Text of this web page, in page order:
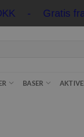
- Gratis
BASER